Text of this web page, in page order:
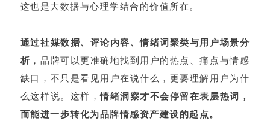
这也是大数据与心理学结合的价值所在。
通过社媒数据、评论内容、情绪词聚类与用户场景分
析 ，品牌可以更准确地找到用户的热点、痛点与情感
缺口，不只是看见用户在说什么，更要理解用户为什
么这样说。这样，情绪洞察才不会停留在表层热词，
而能进一步转化为品牌情感资产建设的起点。